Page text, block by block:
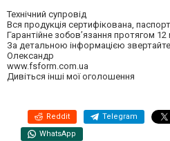
Технічний супровід
Вся продукція сертифікована,
Гарантійне зобов’язання протягом
За детальною інформацією
Олександр
www.fsform.com.ua
Дивіться інші мої оголошення
Reddit Telegram
WhatsApp